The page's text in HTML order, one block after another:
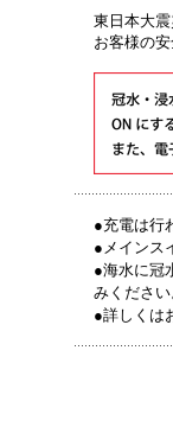
東日本大
お客様の
●充電は行
●メインス
●海水に冠
みください
●詳しくは